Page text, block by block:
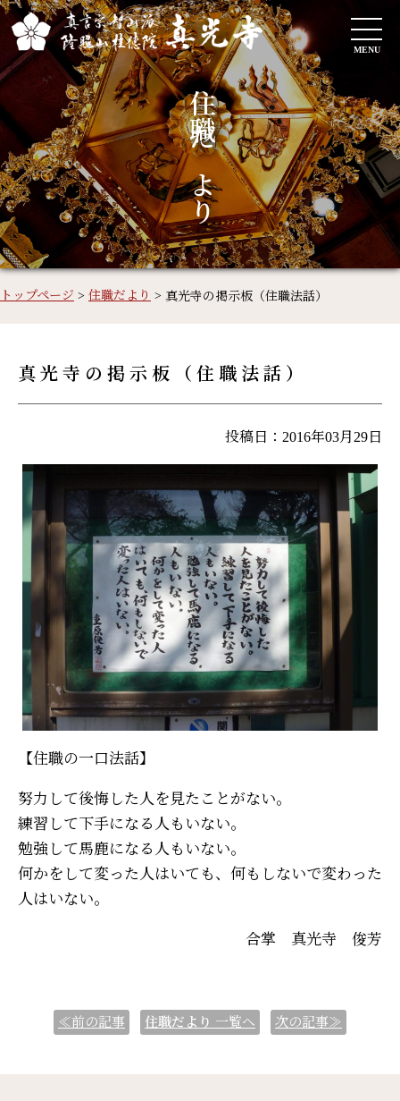
MENU
住職だより
トップページ > 住職だより > 真光寺の掲示板（住職法話）
真光寺の掲示板（住職法話）
投稿日：2016年03月29日
【住職の一口法話】
努力して後悔した人を見たことがない。
練習して下手になる人もいない。
勉強して馬鹿になる人もいない。
何かをして変った人はいても、何もしないで変わった
人はいない。
合掌 真光寺 俊芳
≪前の記事 住職だより 一覧へ 次の記事≫